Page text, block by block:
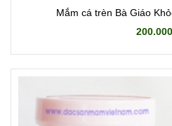
Mắm cá trèn Bà Giáo